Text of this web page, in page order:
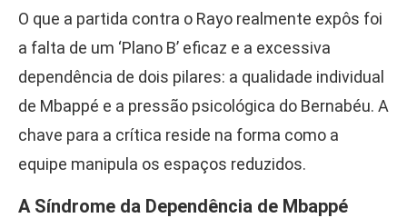
O que a partida contra o Rayo realmente expôs foi
a falta de um ‘Plano B’ eficaz e a excessiva
dependência de dois pilares: a qualidade individual
de Mbappé e a pressão psicológica do Bernabéu. A
chave para a crítica reside na forma como a
equipe manipula os espaços reduzidos.
A Síndrome da Dependência de Mbappé